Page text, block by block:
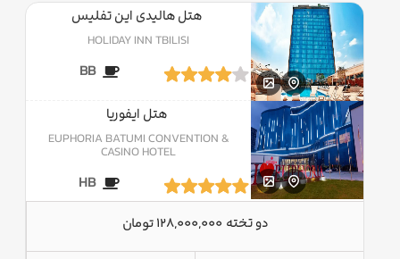
هتل هالیدی این تفلیس
HOLIDAY INN TBILISI
BB
هتل ایفوریا
EUPHORIA BATUMI CONVENTION &
CASINO HOTEL
HB
دو تخته 128,000,000 تومان